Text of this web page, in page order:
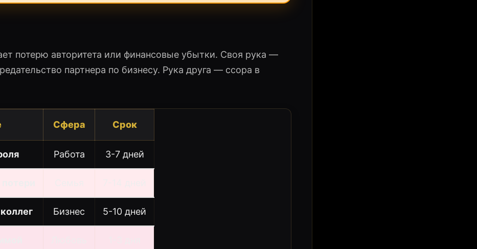
потерю авторитета или финансовые убытки. Своя рука —
партнера по бизнесу. Рука друга — ссора в
Сфера Срок
Работа 3-7 дней
Бизнес 5-10 дней